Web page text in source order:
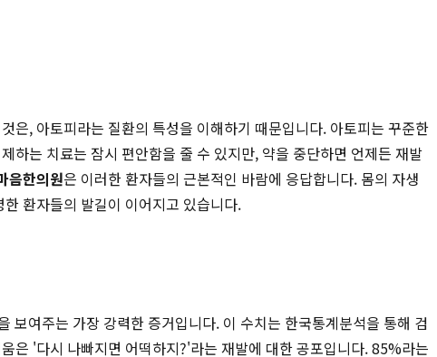
은, 아토피라는 질환의 특성을 이해하기 때문입니다. 아토피는 꾸준한
하는 치료는 잠시 편안함을 줄 수 있지만, 약을 중단하면 언제든 재발
음한의원은 이러한 환자들의 근본적인 바람에 응답합니다. 몸의 자생
환자들의 발길이 이어지고 있습니다.
보여주는 가장 강력한 증거입니다. 이 수치는 한국통계분석을 통해 검
은 '다시 나빠지면 어떡하지?'라는 재발에 대한 공포입니다. 85%라는